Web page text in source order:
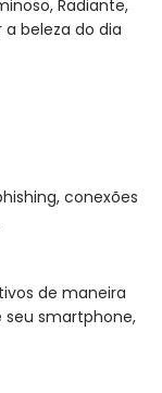
Radiante,
beleza do dia
conexões
de maneira
smartphone,